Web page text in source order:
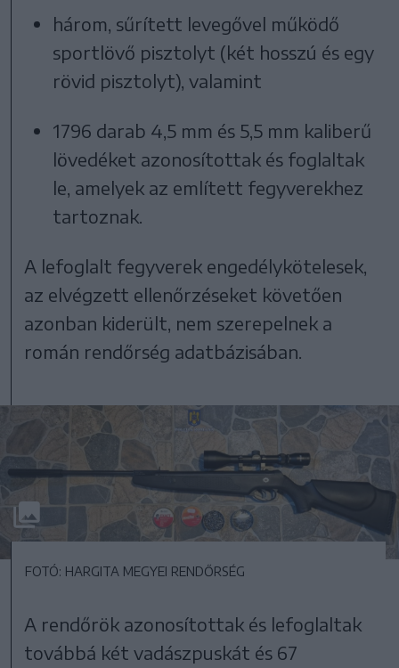
három, sűrített levegővel működő
sportlövő pisztolyt (két hosszú és egy
rövid pisztolyt), valamint
1796 darab 4,5 mm és 5,5 mm kaliberű
lövedéket azonosítottak és foglaltak
le, amelyek az említett fegyverekhez
tartoznak.
A lefoglalt fegyverek engedélykötelesek,
az elvégzett ellenőrzéseket követően
azonban kiderült, nem szerepelnek a
román rendőrség adatbázisában.
FOTÓ: HARGITA MEGYEI RENDŐRSÉG
A rendőrök azonosítottak és lefoglaltak
továbbá két vadászpuskát és 67